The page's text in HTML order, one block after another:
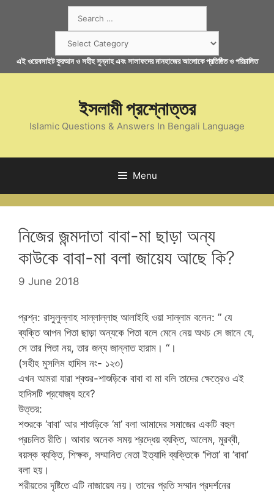
for:
এই ওয়েবসাইট কুরআন ও সহীহ সুন্নাহ এবং সালাফদের মানহাজের আলোকে প্রতিষ্ঠিত ও পরিচালিত
ইসলামী প্রশ্নোত্তর
Islamic Questions & Answers In Bengali Language
Menu
নিজের জন্মদাতা বাবা-মা ছাড়া অন্য
কাউকে বাবা-মা বলা জায়েয আছে কি?
9 June 2018
প্রশ্ন: রাসুলুল্লাহ সাল্লাল্লাহু আলাইহি ওয়া সাল্লাম বলেন: ” যে
ব্যক্তি আপন পিতা ছাড়া অন্যকে পিতা বলে মেনে নেয় অথচ সে জানে যে,
সে তার পিতা নয়, তার জন্য জান্নাত হারাম। “।
(সহীহ মুসলিম হাদিস নং- ১২৩)
এখন আমরা যারা শ্বশুর-শাশুড়িকে বাবা বা মা বলি তাদের ক্ষেত্রেও এই
হাদিসটি প্রযোজ্য হবে?
উত্তর:
শশুরকে ‘বাবা’ আর শাশুড়িকে ‘মা’ বলা আমাদের সমাজের একটি বহুল
প্রচলিত রীতি। আবার অনেক সময় শ্রদ্ধেয় ব্যক্তি, আলেম, মুরব্বী,
বয়স্ক ব্যক্তি, শিক্ষক, সম্মানিত নেতা ইত্যাদি ব্যক্তিকে ‘পিতা’ বা ’বাবা’
বলা হয়।
শরীয়তের দৃষ্টিতে এটি নাজায়েয নয়। তাদের প্রতি সম্মান প্রদর্শনের